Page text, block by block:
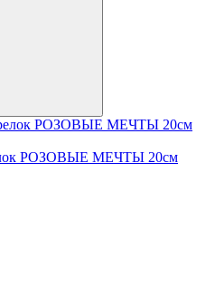
РОЗОВЫЕ МЕЧТЫ 20см